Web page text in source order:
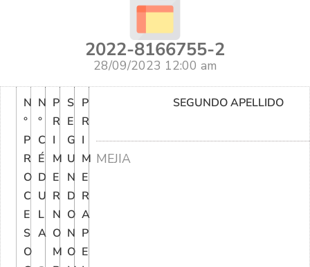
2022-8166755-2
28/09/2023 12:00 am
N
°
P
R
O
C
E
S
O
N
°
C
É
D
U
L
A
P
R
I
M
E
R
N
O
M
S
E
G
U
N
D
O
N
O
P
R
I
M
E
R
A
P
E
SEGUNDO APELLIDO
MEJIA